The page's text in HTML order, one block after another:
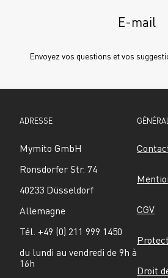
E-mail
Envoyez vos questions et vos
ADRESSE
Mymito GmbH
Ronsdorfer Str. 74
40233 Düsseldorf
Allemagne
Tél. +49 (0) 211 999 1450
du lundi au vendredi de 9h à
16h
CGV
Droit